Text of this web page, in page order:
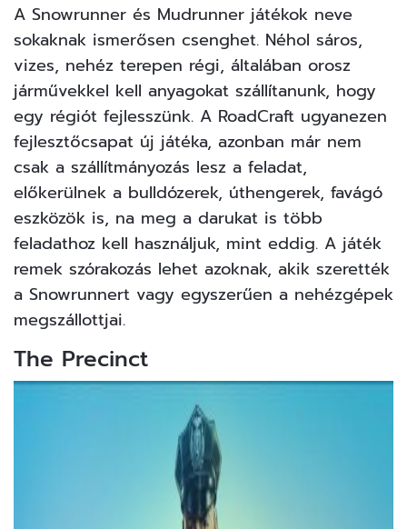
A Snowrunner és Mudrunner játékok neve
sokaknak ismerősen csenghet. Néhol sáros,
vizes, nehéz terepen régi, általában orosz
járművekkel kell anyagokat szállítanunk, hogy
egy régiót fejlesszünk. A RoadCraft ugyanezen
fejlesztőcsapat új játéka, azonban már nem
csak a szállítmányozás lesz a feladat,
előkerülnek a bulldózerek, úthengerek, favágó
eszközök is, na meg a darukat is több
feladathoz kell használjuk, mint eddig. A játék
remek szórakozás lehet azoknak, akik szerették
a Snowrunnert vagy egyszerűen a nehézgépek
megszállottjai.
The Precinct